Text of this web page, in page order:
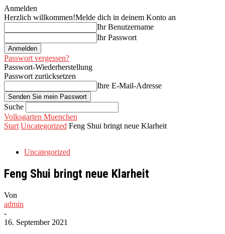
Anmelden
Herzlich willkommen!Melde dich in deinem Konto an
Ihr Benutzername
Ihr Passwort
Passwort vergessen?
Passwort-Wiederherstellung
Passwort zurücksetzen
Ihre E-Mail-Adresse
Suche
Volksgarten Muenchen
Start Uncategorized Feng Shui bringt neue Klarheit
Uncategorized
Feng Shui bringt neue Klarheit
Von
admin
-
16. September 2021